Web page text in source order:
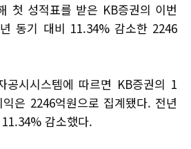
첫 성적표를 받은 KB증권의 이번
동기 대비 11.34% 감소한 2246
공시시스템에 따르면 KB증권의 1
은 2246억원으로 집계됐다. 전년
감소했다.